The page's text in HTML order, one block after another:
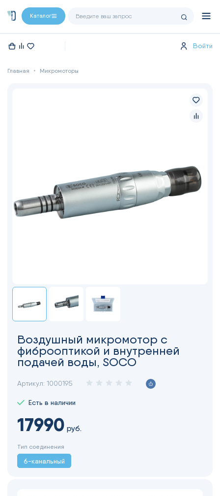
Каталог
Войти
Главная Микромоторы
Воздушный микромотор с
фиброоптикой и внутренней
подачей воды, SOCO
Артикул: 1000195
17990 руб.
Есть в наличии
Тип соединения
6-канальный